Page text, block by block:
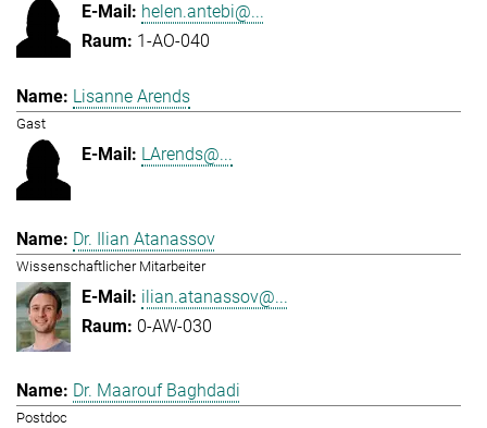
helen.antebi@...
1-AO-040
Lisanne Arends
Gast
LArends@...
Dr. Ilian Atanassov
Wissenschaftlicher Mitarbeiter
ilian.atanassov@...
0-AW-030
Dr. Maarouf Baghdadi
Postdoc